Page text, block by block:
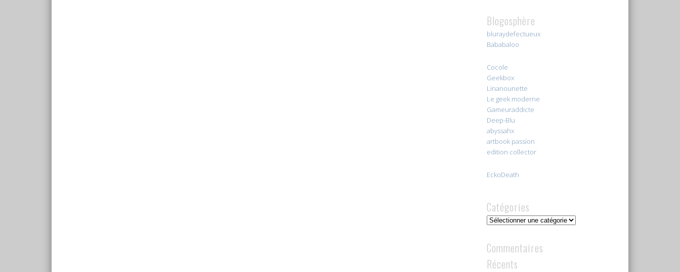
Blogosphère
bluraydefectueux
Bababaloo
Cocole
Geekbox
Linanounette
Le geek moderne
Gameuraddicte
Deep-Blu
abyssahx
artbook passion
edition collector
EckoDeath
Catégories
Catégories
Commentaires
Récents